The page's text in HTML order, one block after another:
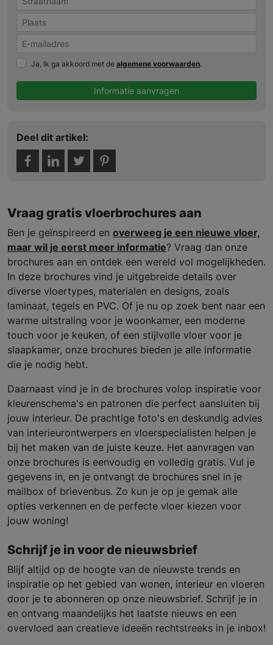
Ja, Ik ga akkoord met de algemene voorwaarden.
Informatie aanvragen
Deel dit artikel:
Vraag gratis vloerbrochures aan
Ben je geïnspireerd en overweeg je een nieuwe vloer,
maar wil je eerst meer informatie? Vraag dan onze
brochures aan en ontdek een wereld vol mogelijkheden.
In deze brochures vind je uitgebreide details over
diverse vloertypes, materialen en designs, zoals
laminaat, tegels en PVC. Of je nu op zoek bent naar een
warme uitstraling voor je woonkamer, een moderne
touch voor je keuken, of een stijlvolle vloer voor je
slaapkamer, onze brochures bieden je alle informatie
die je nodig hebt.
Daarnaast vind je in de brochures volop inspiratie voor
kleurenschema's en patronen die perfect aansluiten bij
jouw interieur. De prachtige foto's en deskundig advies
van interieurontwerpers en vloerspecialisten helpen je
bij het maken van de juiste keuze. Het aanvragen van
onze brochures is eenvoudig en volledig gratis. Vul je
gegevens in, en je ontvangt de brochures snel in je
mailbox of brievenbus. Zo kun je op je gemak alle
opties verkennen en de perfecte vloer kiezen voor
jouw woning!
Schrijf je in voor de nieuwsbrief
Blijf altijd op de hoogte van de nieuwste trends en
inspiratie op het gebied van wonen, interieur en vloeren
door je te abonneren op onze nieuwsbrief. Schrijf je in
en ontvang maandelijks het laatste nieuws en een
overvloed aan creatieve ideeën rechtstreeks in je inbox!